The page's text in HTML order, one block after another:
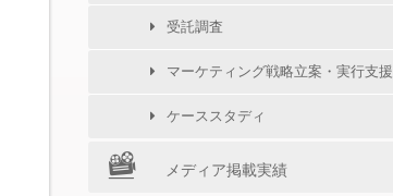
受託調査
マーケティング戦略立案・実行支援
ケーススタディ
メディア掲載実績